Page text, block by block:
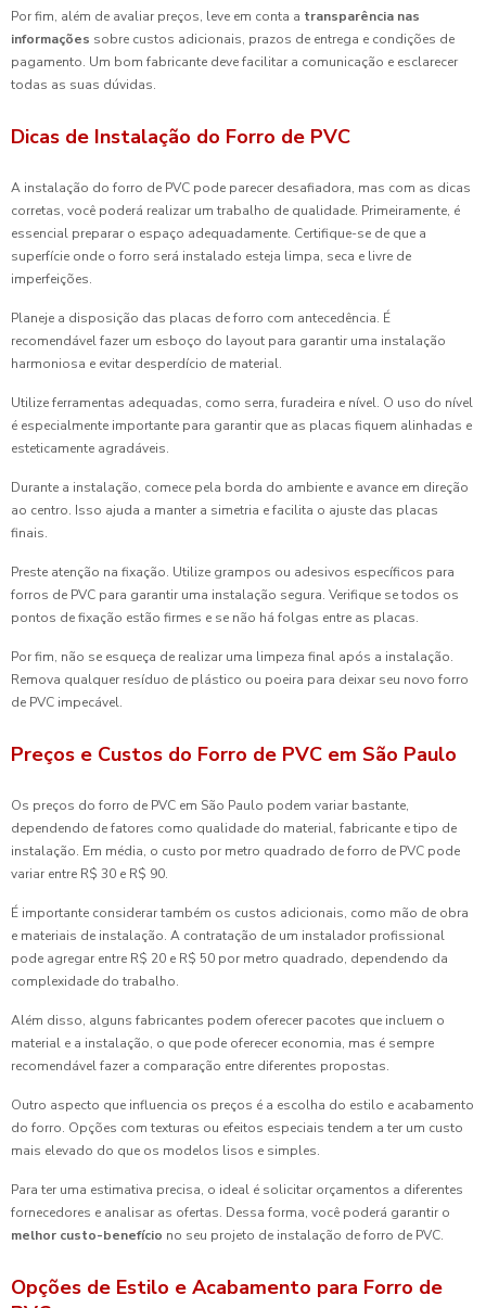
Por fim, além de avaliar preços, leve em conta a transparência nas
informações sobre custos adicionais, prazos de entrega e condições de
pagamento. Um bom fabricante deve facilitar a comunicação e esclarecer
todas as suas dúvidas.
Dicas de Instalação do Forro de PVC
A instalação do forro de PVC pode parecer desafiadora, mas com as dicas
corretas, você poderá realizar um trabalho de qualidade. Primeiramente, é
essencial preparar o espaço adequadamente. Certifique-se de que a
superfície onde o forro será instalado esteja limpa, seca e livre de
imperfeições.
Planeje a disposição das placas de forro com antecedência. É
recomendável fazer um esboço do layout para garantir uma instalação
harmoniosa e evitar desperdício de material.
Utilize ferramentas adequadas, como serra, furadeira e nível. O uso do nível
é especialmente importante para garantir que as placas fiquem alinhadas e
esteticamente agradáveis.
Durante a instalação, comece pela borda do ambiente e avance em direção
ao centro. Isso ajuda a manter a simetria e facilita o ajuste das placas
finais.
Preste atenção na fixação. Utilize grampos ou adesivos específicos para
forros de PVC para garantir uma instalação segura. Verifique se todos os
pontos de fixação estão firmes e se não há folgas entre as placas.
Por fim, não se esqueça de realizar uma limpeza final após a instalação.
Remova qualquer resíduo de plástico ou poeira para deixar seu novo forro
de PVC impecável.
Preços e Custos do Forro de PVC em São Paulo
Os preços do forro de PVC em São Paulo podem variar bastante,
dependendo de fatores como qualidade do material, fabricante e tipo de
instalação. Em média, o custo por metro quadrado de forro de PVC pode
variar entre R$ 30 e R$ 90.
É importante considerar também os custos adicionais, como mão de obra
e materiais de instalação. A contratação de um instalador profissional
pode agregar entre R$ 20 e R$ 50 por metro quadrado, dependendo da
complexidade do trabalho.
Além disso, alguns fabricantes podem oferecer pacotes que incluem o
material e a instalação, o que pode oferecer economia, mas é sempre
recomendável fazer a comparação entre diferentes propostas.
Outro aspecto que influencia os preços é a escolha do estilo e acabamento
do forro. Opções com texturas ou efeitos especiais tendem a ter um custo
mais elevado do que os modelos lisos e simples.
Para ter uma estimativa precisa, o ideal é solicitar orçamentos a diferentes
fornecedores e analisar as ofertas. Dessa forma, você poderá garantir o
melhor custo-benefício no seu projeto de instalação de forro de PVC.
Opções de Estilo e Acabamento para Forro de